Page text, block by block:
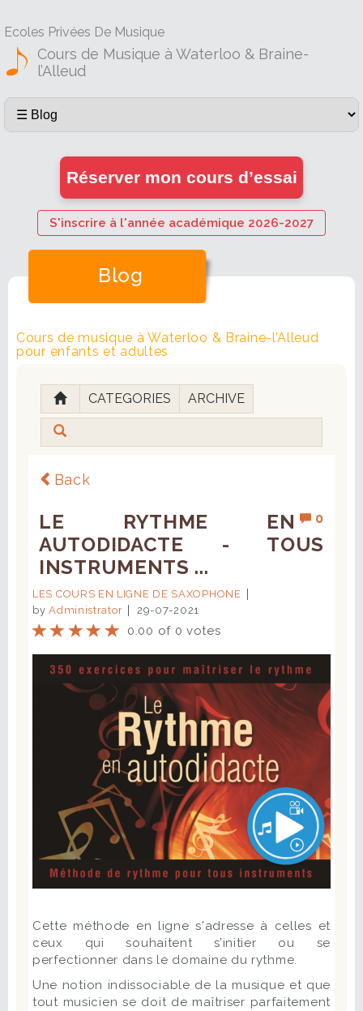
Ecoles Privées De Musique
Cours de Musique à Waterloo & Braine-
l’Alleud
Réserver mon cours d’essai
S'inscrire à l'année académique 2026-2027
Blog
Cours de musique à Waterloo & Braine-l’Alleud
pour enfants et adultes
CATEGORIES ARCHIVE
Back
0
LE RYTHME EN
AUTODIDACTE - TOUS
INSTRUMENTS ...
LES COURS EN LIGNE DE SAXOPHONE
byAdministrator 29-07-2021
0.00 of 0 votes
Cette méthode en ligne s'adresse à celles et
ceux qui souhaitent s’initier ou se
perfectionner dans le domaine du rythme.
Une notion indissociable de la musique et que
tout musicien se doit de maîtriser parfaitement